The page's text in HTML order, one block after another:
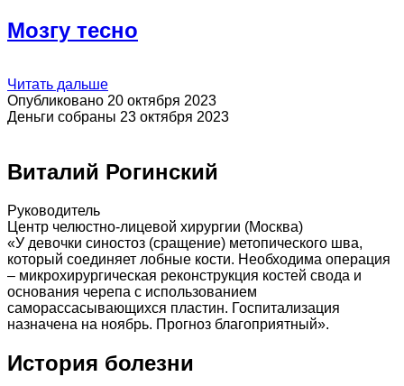
Мозгу тесно
Читать дальше
Опубликовано 20 октября 2023
Деньги собраны 23 октября 2023
Виталий Рогинский
Руководитель
Центр челюстно-лицевой хирургии (Москва)
«У девочки синостоз (сращение) метопического шва,
который соединяет лобные кости. Необходима операция
– микрохирургическая реконструкция костей свода и
основания черепа с использованием
саморассасывающихся пластин. Госпитализация
назначена на ноябрь. Прогноз благоприятный».
История болезни